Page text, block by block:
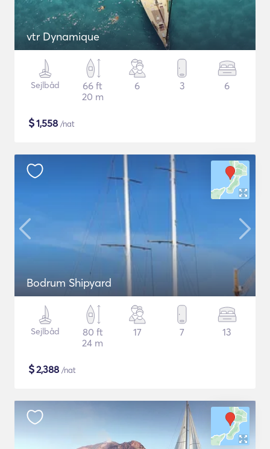
vtr Dynamique
Sejlbåd
66 ft
20 m
6 3 6
$1,558 /nat
Bodrum Shipyard
Sejlbåd
80 ft
24 m
17 7 13
$2,388 /nat